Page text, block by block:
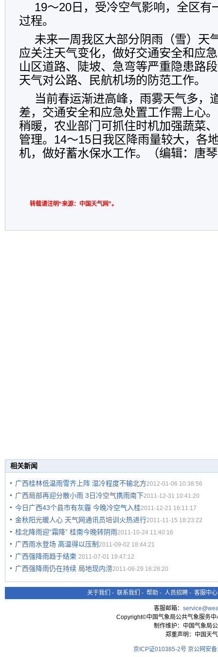
19～20日，受冷空气影响，全区有
过程。
未来一周我区大部分阴雨（雪）天
应关注天气变化，做好交通安全和应
山区道路、陡坡、急弯等严重隐患路
天气对公路、民航机场的防范工作。
当前春运渐进高峰，雨雾天气多，
差，交通安全和应急处置工作需上心
稍暖，农业部门可抓住时机加强蔬菜
管理。14～15日我区降雨量较大，各
机，做好蓄水保水工作。（编辑：唐
转载请注明“来源：中国天气网”。
相关新闻
广西桂林低温雨雪齐上阵 湿冷程度不输北方2012-01-06 10:38:56
广西局部再迎分散小雨 3日冷空气携雨南下2011-12-31 10:41:20
今日广西43个县市有灰霾 今晚冷空气入桂2011-12-21 16:11:17
金秋阳光暖人心 天气网通讯员培训火热进行2011-11-15 18:23:22
桂北降雨迎“霜降” 桂南今晚转阴雨2011-10-24 11:40:16
广西雨水登场 高温得以压制 2011-09-02 18:44:21
广西强降雨趋于结束 2011-07-01 19:47:12
广西强降雨仍在持续 局地现内涝2011-06-29 16:28:20
关于我们 - 联系我们 - 帮助 - 人员招聘 - 客服中心
客服邮箱：
Copyright©中国气象局公共气象服务
制作维护：中国气象局
郑重声明：中国天
京ICP证010385-2号 京公网安